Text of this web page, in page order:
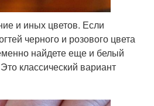
и иных цветов. Если
черного и розового цвета
найдете еще и белый
классический вариант